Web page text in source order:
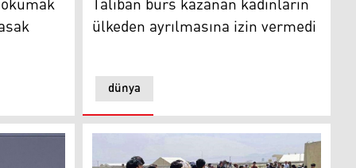
dünya
ülkeden ayrılmasına izin vermedi